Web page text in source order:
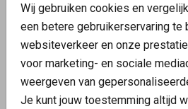
Wij gebruiken cookies en
een betere gebruikerservaring te
websiteverkeer en onze
voor marketing- en sociale
weergeven van
Je kunt jouw toestemming altijd
Heb je een kaart gevonden waar je
Bestel dan een proefdruk van je